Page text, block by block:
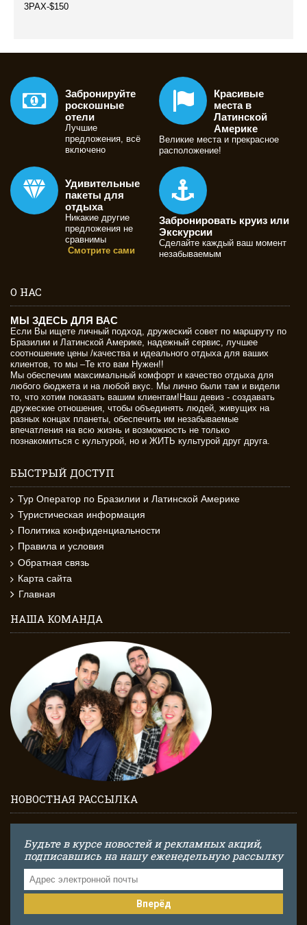
3PAX-$150
Забронируйте
роскошные
отели
Лучшие
предложения, всё
включено
Красивые
места в
Латинской
Америке
Великие места и прекрасное
расположение!
Удивительные
пакеты для
отдыха
Никакие другие
предложения не
сравнимы
Смотрите сами
Забронировать круиз или
Экскурсии
Сделайте каждый ваш момент
незабываемым
О НАС
МЫ ЗДЕСЬ ДЛЯ ВАС
Если Вы ищете личный подход, дружеский совет по маршруту по
Бразилии и Латинской Америке, надежный сервис, лучшее
соотношение цены /качества и идеального отдыха для ваших
клиентов, то мы –Те кто вам Нужен!!
Мы обеспечим максимальный комфорт и качество отдыха для
любого бюджета и на любой вкус. Мы лично были там и видели
то, что хотим показать вашим клиентам!Наш девиз - создавать
дружеские отношения, чтобы объединять людей, живущих на
разных концах планеты, обеспечить им незабываемые
впечатления на всю жизнь и возможность не только
познакомиться с культурой, но и ЖИТЬ культурой друг друга.
БЫСТРЫЙ ДОСТУП
Тур Оператор по Бразилии и Латинской Америке
Туристическая информация
Политика конфиденциальности
Правила и условия
Обратная связь
Карта сайта
Главная
НАША КОМАНДА
НОВОСТНАЯ РАССЫЛКА
Будьте в курсе новостей и рекламных акций,
подписавшись на нашу еженедельную рассылку
Вперёд